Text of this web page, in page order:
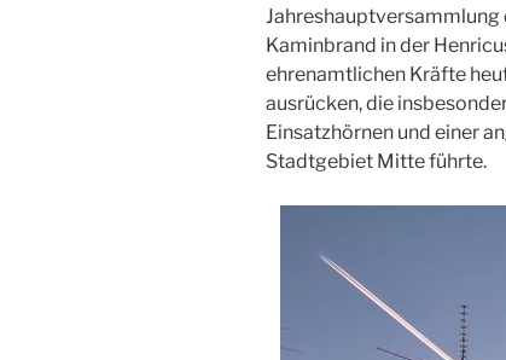
Jahreshauptversammlung
Kaminbrand in der
ehrenamtlichen Kräfte
ausrücken, die
Einsatzhörnen und einer
Stadtgebiet Mitte führte.